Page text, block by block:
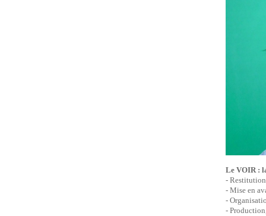
Le VOIR :
-
- Mise en
-
-